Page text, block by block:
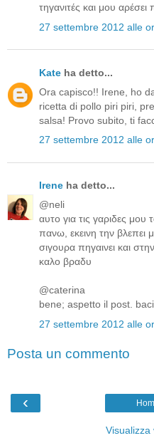
τηγανιτές και μου αρέσει
27 settembre 2012 alle
Kate ha detto...
Ora capisco!! Irene, ho
ricetta di pollo piri piri,
salsa! Provo subito, ti
27 settembre 2012 alle
Irene ha detto...
@neli
αυτο για τις γαριδες μου
πανω, εκεινη την βλεπει
σιγουρα πηγαινει και
καλο βραδυ
@caterina
bene; aspetto il post.
27 settembre 2012 alle
Posta un commento
‹
Visualizza